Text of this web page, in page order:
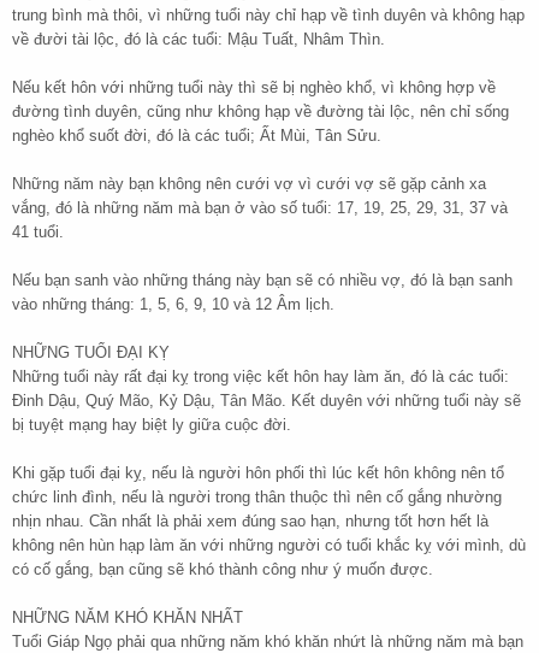
trung bình mà thôi, vì những tuổi này chỉ hạp về tình duyên và không hạp
về đười tài lộc, đó là các tuổi: Mậu Tuất, Nhâm Thìn.
Nếu kết hôn với những tuổi này thì sẽ bị nghèo khổ, vì không hợp về
đường tình duyên, cũng như không hạp về đường tài lộc, nên chỉ sống
nghèo khổ suốt đời, đó là các tuổi; Ất Mùi, Tân Sửu.
Những năm này bạn không nên cưới vợ vì cưới vợ sẽ gặp cảnh xa
vắng, đó là những năm mà bạn ở vào số tuổi: 17, 19, 25, 29, 31, 37 và
41 tuổi.
Nếu bạn sanh vào những tháng này bạn sẽ có nhiều vợ, đó là bạn sanh
vào những tháng: 1, 5, 6, 9, 10 và 12 Âm lịch.
NHỮNG TUỔI ĐẠI KỴ
Những tuổi này rất đại kỵ trong việc kết hôn hay làm ăn, đó là các tuổi:
Đinh Dậu, Quý Mão, Kỷ Dậu, Tân Mão. Kết duyên với những tuổi này sẽ
bị tuyệt mạng hay biệt ly giữa cuộc đời.
Khi gặp tuổi đại kỵ, nếu là người hôn phối thì lúc kết hôn không nên tổ
chức linh đình, nếu là người trong thân thuộc thì nên cố gắng nhường
nhịn nhau. Cần nhất là phải xem đúng sao hạn, nhưng tốt hơn hết là
không nên hùn hạp làm ăn với những người có tuổi khắc kỵ với mình, dù
có cố gắng, bạn cũng sẽ khó thành công như ý muốn được.
NHỮNG NĂM KHÓ KHĂN NHẤT
Tuổi Giáp Ngọ phải qua những năm khó khăn nhứt là những năm mà bạn